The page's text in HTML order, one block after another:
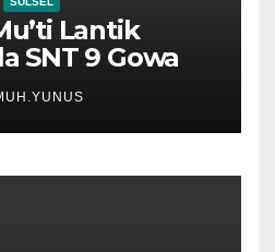
Lantik
SNT 9 Gowa